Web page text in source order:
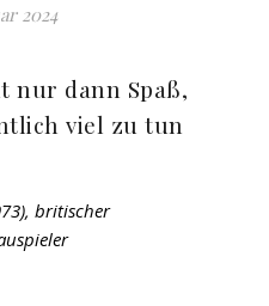
2024
nur dann Spaß,
viel zu tun
britischer